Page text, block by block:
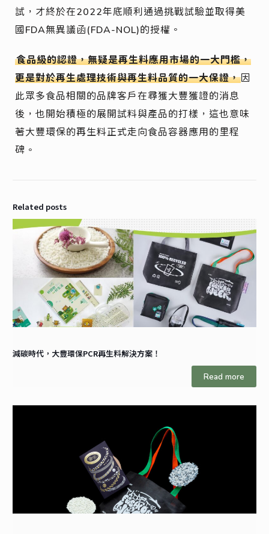
試，才終於在2022年底順利通過挑戰試驗並取得美
國FDA無異議函(FDA-NOL)的授權。
食品級的認證，無疑是再生料應用市場的一大門檻，
更是對於再生處理技術與再生料品質的一大保證，因
此眾多食品相關的品牌客戶在尋獲大豐獲證的消息
後，也開始積極的展開試料與產品的打樣，這也意味
著大豐環保的再生料正式走向食品容器應用的里程
碑。
Related posts
減碳時代，大豐環保PCR再生料解決方案！
Read more